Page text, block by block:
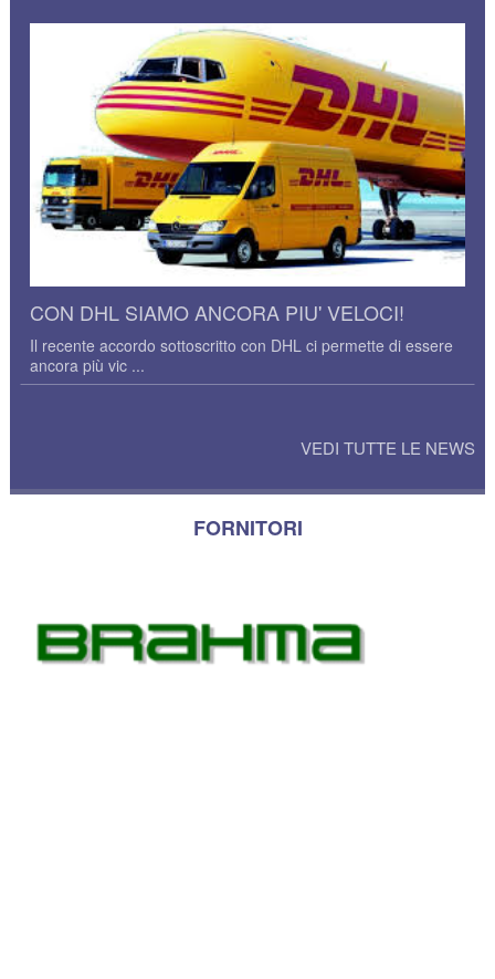
CON DHL SIAMO ANCORA PIU' VELOCI!
Il recente accordo sottoscritto con DHL ci permette di essere
ancora più vic ...
VEDI TUTTE LE NEWS
FORNITORI